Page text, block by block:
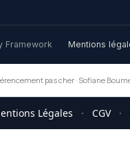
Framework Mentions
pas cher · Sofiane
Légales · CGV ·